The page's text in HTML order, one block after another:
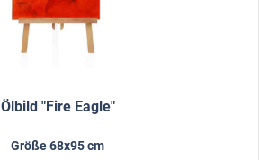
Ölbild "Fire Eagle"
Größe 68x95 cm